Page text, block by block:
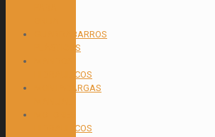
GUARDABARROS
PLÁSTICOS
HIDRAULICOS
MONTACARGAS
HIDRAULICOS